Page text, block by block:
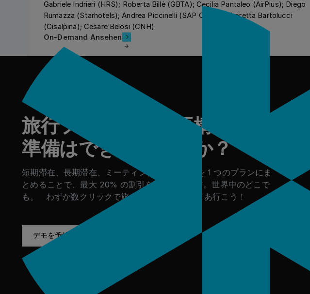
Gabriele Indrieri (HRS); Roberta Billè (GBTA); Cecilia Pantaleo (AirPlus); Diego
Rumazza (Starhotels); Andrea Piccinelli (SAP Concur); Loretta Bartolucci
(Cisalpina); Cesare Belosi (CNH)
On-Demand Ansehen
On-Demand Ansehen
旅行プログラムを再構築する
準備はできていますか？
短期滞在、長期滞在、ミーティング、グループを 1 つのプランにま
とめることで、最大 20% の割引を実現できます。世界中のどこで
も。 わずか数クリックで旅を始めましょう。さあ行こう！
デモを予約
デモを予約